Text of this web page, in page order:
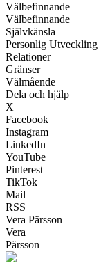
Välbefinnande
Välbefinnande
Självkänsla
Personlig Utveckling
Relationer
Gränser
Välmående
Dela och hjälp
X
Facebook
Instagram
LinkedIn
YouTube
Pinterest
TikTok
Mail
RSS
Vera Pärsson
Vera
Pärsson